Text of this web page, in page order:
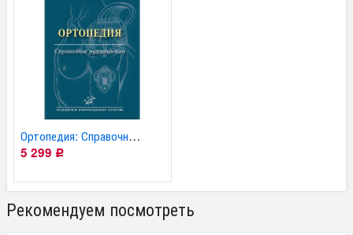
Ортопедия: Справочное...
5 299 Р
Рекомендуем посмотреть